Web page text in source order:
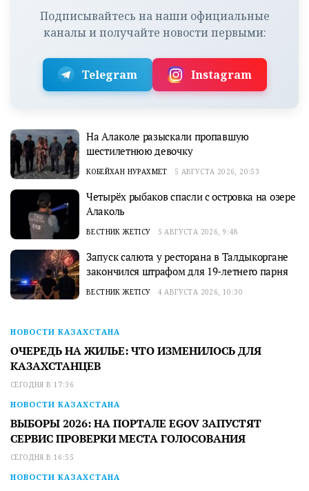
Подписывайтесь на наши официальные
каналы и получайте новости первыми:
Telegram Instagram
На Алаколе разыскали пропавшую
шестилетнюю девочку
КОБЕЙХАН НУРАХМЕТ 5 АВГУСТА 2026, 20:53
Четырёх рыбаков спасли с островка на озере
Алаколь
ВЕСТНИК ЖЕТІСУ 5 АВГУСТА 2026, 9:48
Запуск салюта у ресторана в Талдыкоргане
закончился штрафом для 19-летнего парня
ВЕСТНИК ЖЕТІСУ 4 АВГУСТА 2026, 10:30
НОВОСТИ КАЗАХСТАНА
ОЧЕРЕДЬ НА ЖИЛЬЕ: ЧТО ИЗМЕНИЛОСЬ ДЛЯ
КАЗАХСТАНЦЕВ
СЕГОДНЯ В 17:36
НОВОСТИ КАЗАХСТАНА
ВЫБОРЫ 2026: НА ПОРТАЛЕ EGOV ЗАПУСТЯТ
СЕРВИС ПРОВЕРКИ МЕСТА ГОЛОСОВАНИЯ
СЕГОДНЯ В 16:55
НОВОСТИ КАЗАХСТАНА